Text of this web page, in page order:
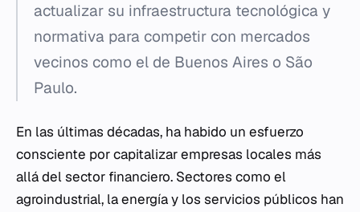
actualizar su infraestructura tecnológica y
normativa para competir con mercados
vecinos como el de Buenos Aires o São
Paulo.
En las últimas décadas, ha habido un esfuerzo
consciente por capitalizar empresas locales más
allá del sector financiero. Sectores como el
agroindustrial, la energía y los servicios públicos han